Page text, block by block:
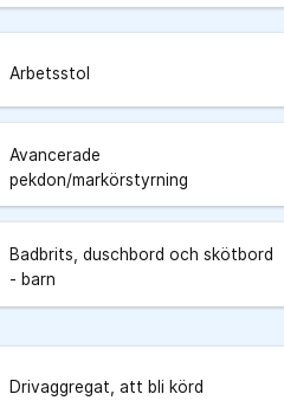
Arbetsstol
Avancerade
pekdon/markörstyrning
Badbrits, duschbord och skötbord
- barn
Drivaggregat, att bli körd